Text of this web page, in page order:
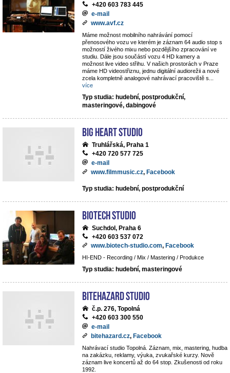
+420 603 783 445
e-mail
www.avf.cz
Máme možnost mobilního nahrávání pomocí
přenosového vozu ve kterém je záznam 64 audio stop s
možností živého mixu nebo pozdějšího zpracování ve
studiu. Dále jsou součástí vozu 4 HD kamery a
možnost live video střihu. V našich prostorách v Praze
máme HD videostřiznu, jednu digitální audiorežii a nové
zcela kompletně analogové nahrávací pracoviště s
více
Typ studia: hudební, postprodukční,
masteringové, dabingové
Big Heart Studio
Truhlářská, Praha 1
+420 720 577 725
e-mail
www.filmmusic.cz, Facebook
Typ studia: hudební, postprodukční
BIOTECH STUDIO
Suchdol, Praha 6
+420 603 537 072
www.biotech-studio.com, Facebook
HI-END - Recording / Mix / Mastering / Produkce
Typ studia: hudební, masteringové
BiteHazard Studio
č.p. 276, Topolná
+420 603 300 550
e-mail
bitehazard.cz, Facebook
Nahrávací studio Topolná. Záznam, mix, mastering, hudba
na zakázku, reklamy, výuka, zvukařské kurzy. Nově
záznam live koncertů až do 64 stop. Zkušenosti od roku
1992.